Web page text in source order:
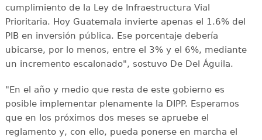
cumplimiento de la Ley de Infraestructura Vial
Prioritaria. Hoy Guatemala invierte apenas el 1.6% del
PIB en inversión pública. Ese porcentaje debería
ubicarse, por lo menos, entre el 3% y el 6%, mediante
un incremento escalonado", sostuvo De Del Águila.
"En el año y medio que resta de este gobierno es
posible implementar plenamente la DIPP. Esperamos
que en los próximos dos meses se apruebe el
reglamento y, con ello, pueda ponerse en marcha el